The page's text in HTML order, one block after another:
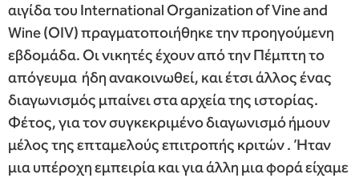
αιγίδα του International Organization of Vine and
Wine (OIV) πραγματοποιήθηκε την προηγούμενη
εβδομάδα. Οι νικητές έχουν από την Πέμπτη το
απόγευμα ήδη ανακοινωθεί, και έτσι άλλος ένας
διαγωνισμός μπαίνει στα αρχεία της ιστορίας.
Φέτος, για τον συγκεκριμένο διαγωνισμό ήμουν
μέλος της επταμελούς επιτροπής κριτών . Ήταν
μια υπέροχη εμπειρία και για άλλη μια φορά είχαμε